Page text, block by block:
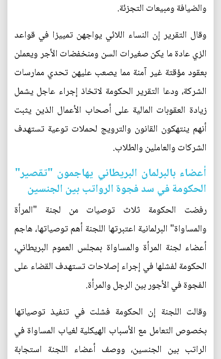
والضيافة ومبيعات التجزئة.
وقال التقرير إن النساء اللائي يواجهن تمييزا في قواعد
الزي عادة ما يكن صغيرات السن ومنخفضات الأجر ويعملن
بعقود مؤقتة غير آمنة مما يصعب عليهن تحدي ممارسات
الشركة، ودعا التقرير الحكومة لاتخاذ إجراء عاجل يشمل
زيادة العقوبات المالية على أصحاب الأعمال الذين يثبت
أنهم ينتهكون القانون والترويج لحملات توعية تستهدف
الشركات والعاملين والطلاب.
أعضاء بالبرلمان البريطاني يهاجمون "تقصير"
الحكومة في سد فجوة الرواتب بين الجنسين
رفضت الحكومة ثلاث توصيات من لجنة "المرأة
والمساواة" البرلمانية اعتبرتها اللجنة أهم توصياتها، هاجم
أعضاء لجنة المرأة والمساواة بمجلس العموم البريطاني،
الحكومة لفشلها في إجراء إصلاحات تستهدف القضاء على
الفجوة في الأجور بين الرجل والمرأة.
وقالت اللجنة إن الحكومة فشلت في تنفيذ توصياتها
بخصوص التعامل مع الأسباب الهيكلية لغياب المساواة في
الراتب بين الجنسين، ووصف أعضاء اللجنة استجابة